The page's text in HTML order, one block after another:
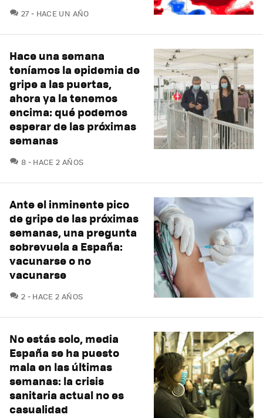
27COMENTARIOS
HACE UN AÑO
Hace una semana
teníamos la epidemia de
gripe a las puertas,
ahora ya la tenemos
encima: qué podemos
esperar de las próximas
semanas
8 COMENTARIOS
HACE 2 AÑOS
Ante el inminente pico
de gripe de las próximas
semanas, una pregunta
sobrevuela a España:
vacunarse o no
vacunarse
2 COMENTARIOS
HACE 2 AÑOS
No estás solo, media
España se ha puesto
mala en las últimas
semanas: la crisis
sanitaria actual no es
casualidad